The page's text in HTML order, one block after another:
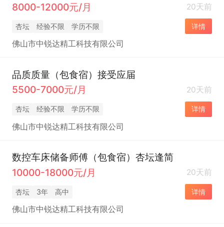
8000-12000元/月
20天前
杏坛 经验不限 学历不限 详情
佛山市中锐达精工科技有限公司
品质质量（包食宿）接受应届
5500-7000元/月
20天前
杏坛 经验不限 学历不限 详情
佛山市中锐达精工科技有限公司
数控车床储备师傅（包食宿）杏坛逢简
10000-18000元/月
20天前
杏坛 3年 高中 详情
佛山市中锐达精工科技有限公司